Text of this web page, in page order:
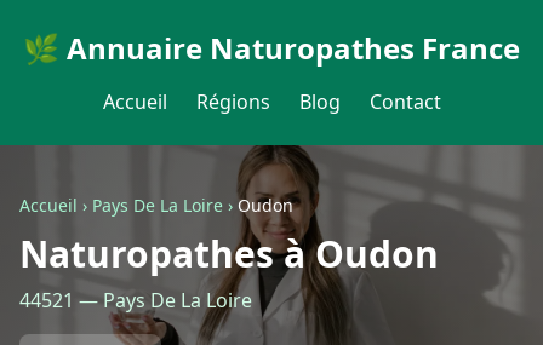
🌿 Annuaire Naturopathes France
Accueil Régions Blog Contact
Accueil › Pays De La Loire › Oudon
Naturopathes à Oudon
44521 — Pays De La Loire